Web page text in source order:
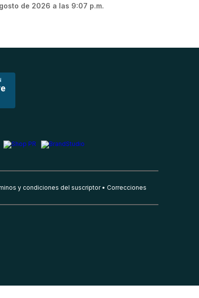
de 2026 a las 9:07 p.m.
y condiciones del suscriptor Correcciones